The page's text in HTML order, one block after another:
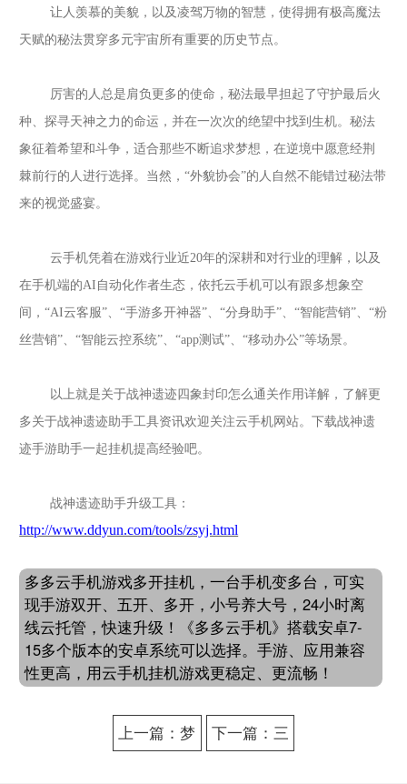
让人羡慕的美貌，以及凌驾万物的智慧，使得拥有极高魔法
天赋的秘法贯穿多元宇宙所有重要的历史节点。
厉害的人总是肩负更多的使命，秘法最早担起了守护最后火
种、探寻天神之力的命运，并在一次次的绝望中找到生机。秘法
象征着希望和斗争，适合那些不断追求梦想，在逆境中愿意经荆
棘前行的人进行选择。当然，“外貌协会”的人自然不能错过秘法带
来的视觉盛宴。
云手机凭着在游戏行业近20年的深耕和对行业的理解，以及
在手机端的AI自动化作者生态，依托云手机可以有跟多想象空
间，“AI云客服”、“手游多开神器”、“分身助手”、“智能营销”、“粉
丝营销”、“智能云控系统”、“app测试”、“移动办公”等场景。
以上就是关于战神遗迹四象封印怎么通关作用详解，了解更
多关于战神遗迹助手工具资讯欢迎关注云手机网站。下载战神遗
迹手游助手一起挂机提高经验吧。
战神遗迹助手升级工具：
http://www.ddyun.com/tools/zsyj.html
多多云手机游戏多开挂机，一台手机变多台，可实
现手游双开、五开、多开，小号养大号，24小时离
线云托管，快速升级！《多多云手机》搭载安卓7-
15多个版本的安卓系统可以选择。手游、应用兼容
性更高，用云手机挂机游戏更稳定、更流畅！
上一篇：梦
下一篇：三